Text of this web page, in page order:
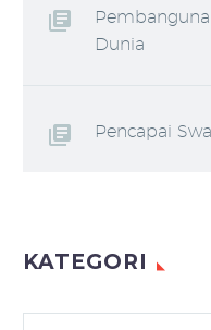
Dunia
Pencapai
KATEGORI